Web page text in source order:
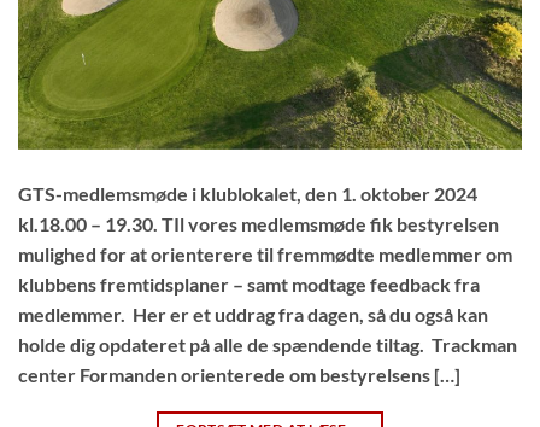
GTS-medlemsmøde i klublokalet, den 1. oktober 2024
kl.18.00 – 19.30. TIl vores medlemsmøde fik bestyrelsen
mulighed for at orienterere til fremmødte medlemmer om
klubbens fremtidsplaner – samt modtage feedback fra
medlemmer. Her er et uddrag fra dagen, så du også kan
holde dig opdateret på alle de spændende tiltag. Trackman
center Formanden orienterede om bestyrelsens […]